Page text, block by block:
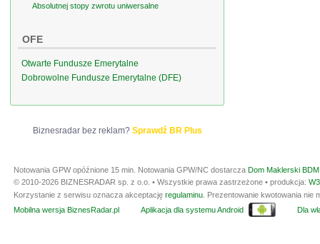
Absolutnej stopy zwrotu uniwersalne
OFE
Otwarte Fundusze Emerytalne
Dobrowolne Fundusze Emerytalne (DFE)
Biznesradar bez reklam? Sprawdź BR Plus
Notowania GPW opóźnione 15 min. Notowania GPW/NC dostarcza Dom Maklerski
© 2010-2026 BIZNESRADAR sp. z o.o. • Wszystkie prawa zastrzeżone • produkcja:
Korzystanie z serwisu oznacza akceptację regulaminu . Prezentowanie kwotowania
Mobilna wersja BiznesRadar.pl
Aplikacja dla systemu Android Dla